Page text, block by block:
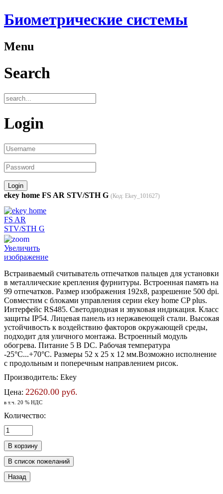
Биометрические системы
Menu
Search
Login
ekey home FS AR STV/STH G (Код: Ekey_101627)
Увеличить
изображение
Встраиваемый считыватель отпечатков пальцев для установки
в металлические крепления фурнитуры. Встроенная память на
99 отпечатков. Размер изображения 192х8, разрешение 500 dpi.
Совместим с блоками управления серии ekey home CP plus.
Интерфейс RS485. Светодиодная и звуковая индикация. Класс
защиты IP54. Лицевая панель из нержавеющей стали. Высокая
устойчивость к воздействию факторов окружающей среды,
подходит для уличного монтажа. Встроенный модуль
обогрева. Питание 5 В DC. Рабочая температура
-25°C...+70°C. Размеры 52 x 25 x 12 мм.Возможно исполнение
с продольным и поперечным направлением риcок.
Производитель: Ekey
Цена: 22620.00 руб.
в т.ч. 20 % НДС
Количество: